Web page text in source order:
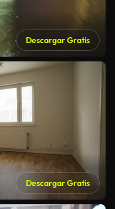
Descargar Gratis
Descargar Gratis